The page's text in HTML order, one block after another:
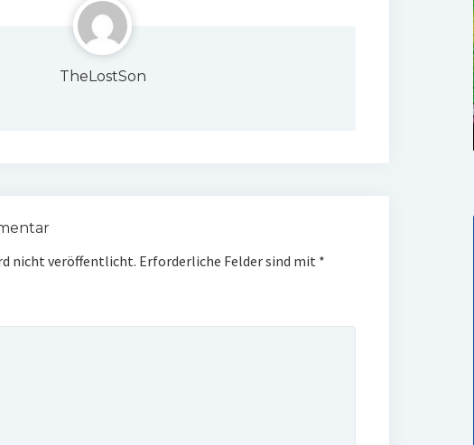
TheLostSon
nicht veröffentlicht. Erforderliche Felder sind mit *